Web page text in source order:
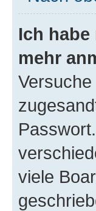
Ich
mehr
viele